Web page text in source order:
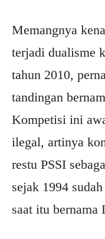
Memangnya
terjadi dualisme
tahun 2010,
tandingan
Kompetisi ini
ilegal, artinya
restu PSSI
sejak 1994
saat itu bernama